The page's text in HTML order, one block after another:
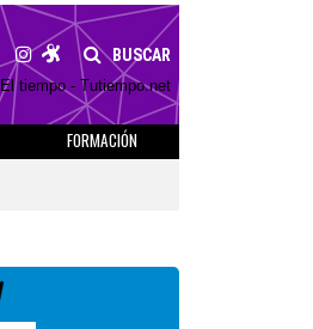
BUSCAR
El tiempo - Tutiempo.net
FORMACIÓN